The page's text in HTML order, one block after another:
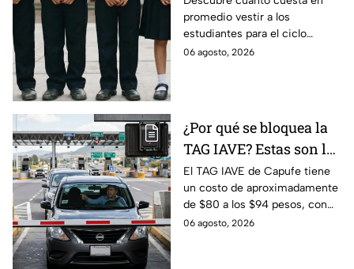
2026, según su grado?
promedio vestir a los
estudiantes para el ciclo
escolar 2026-2027 y consejos
06 agosto, 2026
¿Por qué se bloquea la
TAG IAVE? Estas son las
razones por las que no
pasa en la caseta
El TAG IAVE de Capufe tiene
un costo de aproximadamente
de $80 a los $94 pesos, con
IVA incluido; te compartimos
06 agosto, 2026